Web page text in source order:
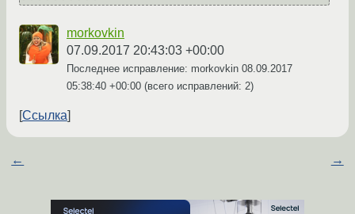
morkovkin
07.09.2017 20:43:03 +00:00
Последнее исправление: morkovkin 08.09.2017
05:38:40 +00:00 (всего исправлений: 2)
Ссылка
← →